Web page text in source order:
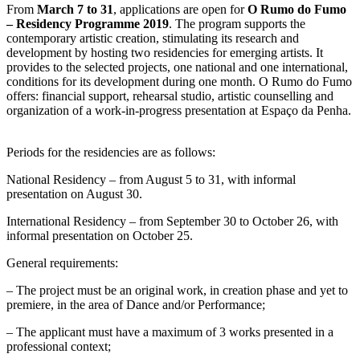
From March 7 to 31, applications are open forO Rumo do Fumo
– Residency Programme 2019. The program supports the
contemporary artistic creation, stimulating its research and
development by hosting two residencies for emerging artists. It
provides to the selected projects, one national and one international,
conditions for its development during one month. O Rumo do Fumo
offers: financial support, rehearsal studio, artistic counselling and
organization of a work-in-progress presentation at Espaço da Penha.
Periods for the residencies are as follows:
National Residency – from August 5 to 31, with informal
presentation on August 30.
International Residency – from September 30 to October 26, with
informal presentation on October 25.
General requirements:
– The project must be an original work, in creation phase and yet to
premiere, in the area of ​​Dance and/or Performance;
– The applicant must have a maximum of 3 works presented in a
professional context;